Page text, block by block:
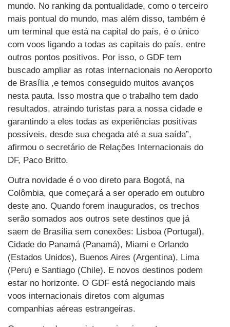
mundo. No ranking da pontualidade, como o terceiro
mais pontual do mundo, mas além disso, também é
um terminal que está na capital do país, é o único
com voos ligando a todas as capitais do país, entre
outros pontos positivos. Por isso, o GDF tem
buscado ampliar as rotas internacionais no Aeroporto
de Brasília ,e temos conseguido muitos avanços
nesta pauta. Isso mostra que o trabalho tem dado
resultados, atraindo turistas para a nossa cidade e
garantindo a eles todas as experiências positivas
possíveis, desde sua chegada até a sua saída”,
afirmou o secretário de Relações Internacionais do
DF, Paco Britto.
Outra novidade é o voo direto para Bogotá, na
Colômbia, que começará a ser operado em outubro
deste ano. Quando forem inaugurados, os trechos
serão somados aos outros sete destinos que já
saem de Brasília sem conexões: Lisboa (Portugal),
Cidade do Panamá (Panamá), Miami e Orlando
(Estados Unidos), Buenos Aires (Argentina), Lima
(Peru) e Santiago (Chile). E novos destinos podem
estar no horizonte. O GDF está negociando mais
voos internacionais diretos com algumas
companhias aéreas estrangeiras.